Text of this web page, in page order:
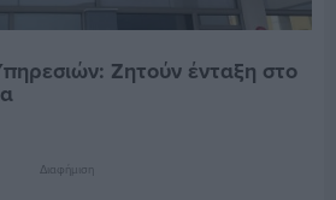
Ζητούν ένταξη στο
Διαφήμιση